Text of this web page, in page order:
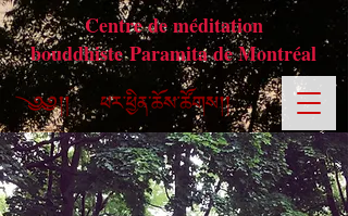
Centre de méditation
bouddhiste Paramita de Montréal